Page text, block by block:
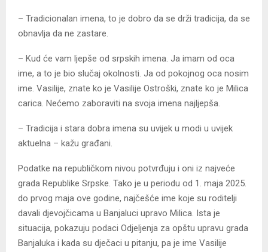
– Tradicionalan imena, to je dobro da se drži tradicija, da se
obnavlja da ne zastare.
– Kud će vam ljepše od srpskih imena. Јa imam od oca
ime, a to je bio slučaj okolnosti. Јa od pokojnog oca nosim
ime. Vasilije, znate ko je Vasilije Ostroški, znate ko je Milica
carica. Nećemo zaboraviti na svoja imena najljepša.
– Tradicija i stara dobra imena su uvijek u modi u uvijek
aktuelna – kažu građani.
Podatke na republičkom nivou potvrđuju i oni iz najveće
grada Republike Srpske. Tako je u periodu od 1. maja 2025.
do prvog maja ove godine, najčešće ime koje su roditelji
davali djevojčicama u Banjaluci upravo Milica. Ista je
situacija, pokazuju podaci Odjeljenja za opštu upravu grada
Banjaluka i kada su dječaci u pitanju, pa je ime Vasilije